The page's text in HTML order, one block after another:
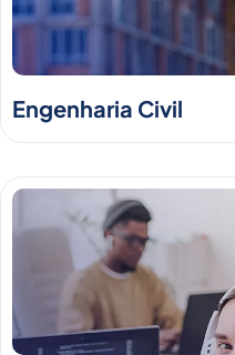
Engenharia Civil